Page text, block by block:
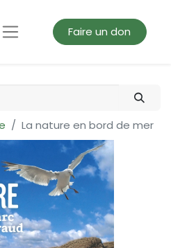
Faire un don
La nature en bord de mer